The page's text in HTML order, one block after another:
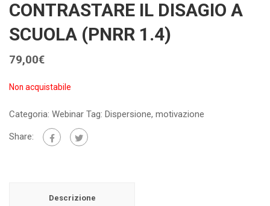
CONTRASTARE IL DISAGIO A
SCUOLA (PNRR 1.4)
79,00€
Non acquistabile
Categoria: Webinar Tag: Dispersione, motivazione
Share:
Descrizione